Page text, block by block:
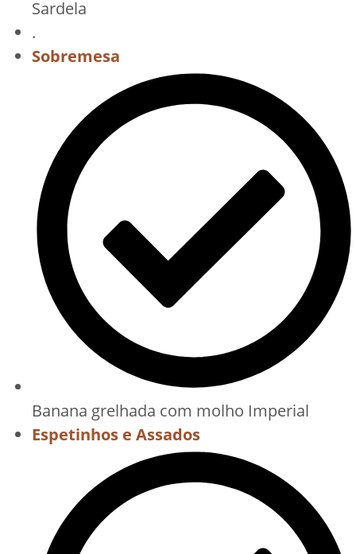
Sardela
.
Sobremesa
Banana grelhada com molho Imperial
Espetinhos e Assados